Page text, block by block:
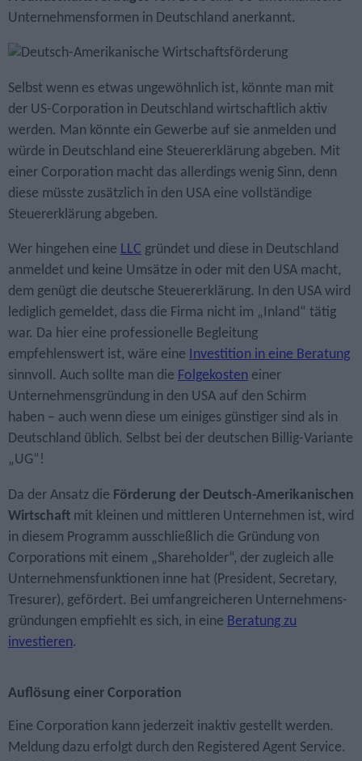
Unternehmensformen in Deutschland anerkannt.
Selbst wenn es etwas ungewöhnlich ist, könnte man mit
der US-Corporation in Deutschland wirtschaftlich aktiv
werden. Man könnte ein Gewerbe auf sie anmelden und
würde in Deutschland eine Steuer­erklärung abgeben. Mit
einer Corporation macht das allerdings wenig Sinn, denn
diese müsste zusätzlich in den USA eine vollständige
Steuer­erklärung abgeben.
Wer hingehen eine LLC gründet und diese in Deutschland
anmeldet und keine Umsätze in oder mit den USA macht,
dem genügt die deutsche Steuererklärung. In den USA wird
lediglich gemeldet, dass die Firma nicht im „Inland“ tätig
war. Da hier eine professionelle Begleitung
empfehlenswert ist, wäre eine Investition in eine Beratung
sinnvoll. Auch sollte man die Folgekosten einer
Unternehmens­gründung in den USA auf den Schirm
haben – auch wenn diese um einiges günstiger sind als in
Deutschland üblich. Selbst bei der deutschen Billig-Variante
„UG“!
Da der Ansatz die Förderung der Deutsch-Amerikanischen
Wirtschaft mit kleinen und mittleren Unternehmen ist, wird
in diesem Programm ausschließlich die Gründung von
Corporations mit einem „Shareholder“, der zugleich alle
Unternehmens­funktionen inne hat (President, Secretary,
Tresurer), gefördert. Bei umfang­reicheren Unternehmens­
gründungen empfiehlt es sich, in eine Beratung zu
investieren.
Auflösung einer Corporation
Eine Corporation kann jederzeit inaktiv gestellt werden.
Meldung dazu erfolgt durch den Registered Agent Service.